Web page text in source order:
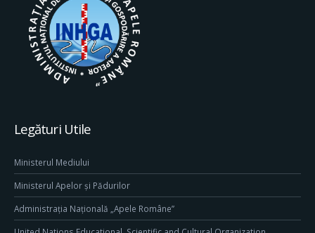
Legături Utile
Ministerul Mediului
Ministerul Apelor și Pădurilor
Administrația Națională „Apele Române”